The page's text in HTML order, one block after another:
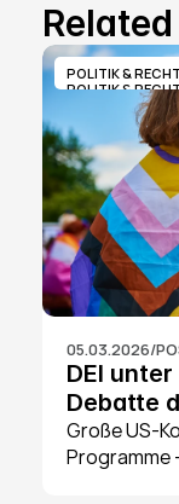
POLITIK & RECHT
POLITIK &
05.03.2026/
DEI
Debatte
für
Große US-
Programme